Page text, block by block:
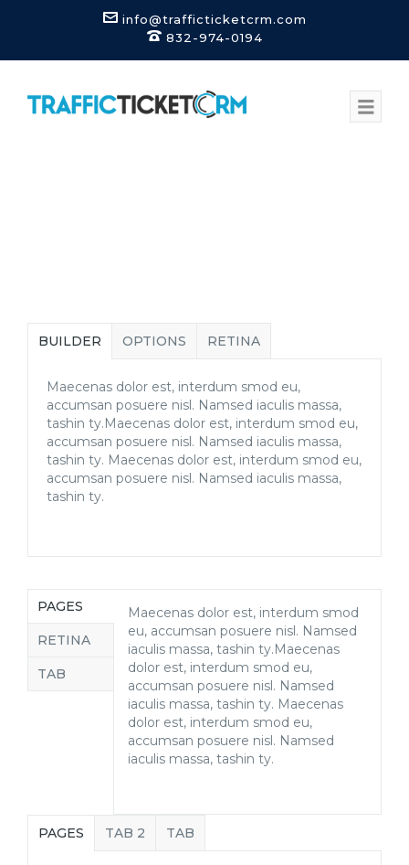
info@trafficticketcrm.com
832-974-0194
BUILDER OPTIONS RETINA
Maecenas dolor est, interdum smod eu,
accumsan posuere nisl. Namsed iaculis massa,
tashin ty.Maecenas dolor est, interdum smod eu,
accumsan posuere nisl. Namsed iaculis massa,
tashin ty. Maecenas dolor est, interdum smod eu,
accumsan posuere nisl. Namsed iaculis massa,
tashin ty.
PAGES
RETINA
TAB
Maecenas dolor est, interdum smod
eu, accumsan posuere nisl. Namsed
iaculis massa, tashin ty.Maecenas
dolor est, interdum smod eu,
accumsan posuere nisl. Namsed
iaculis massa, tashin ty. Maecenas
dolor est, interdum smod eu,
accumsan posuere nisl. Namsed
iaculis massa, tashin ty.
PAGES TAB 2 TAB